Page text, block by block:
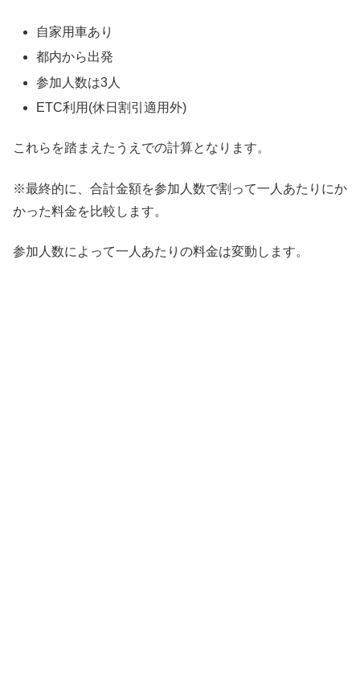
自家用車あり
都内から出発
参加人数は3人
ETC利用(休日割引適用外)
これらを踏まえたうえでの計算となります。
※最終的に、合計金額を参加人数で割って一人あたりにか
かった料金を比較します。
参加人数によって一人あたりの料金は変動します。